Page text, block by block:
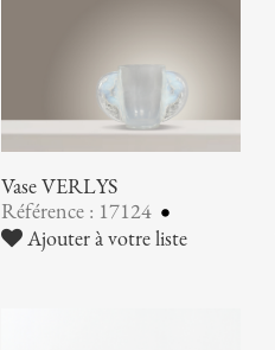
Vase VERLYS
Référence : 17124
Ajouter à votre liste